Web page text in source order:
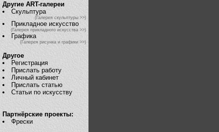
Другие ART-галереи
Скульптура
(Галерея скульптуры >>)
Прикладное искусство
(Галерея прикладного искусства >>)
Графика
(Галерея рисунка и графики >>)
Другое
Регистрация
Прислать работу
Личный кабинет
Прислать статью
Статьи по искусству
Партнёрские проекты:
Фрески